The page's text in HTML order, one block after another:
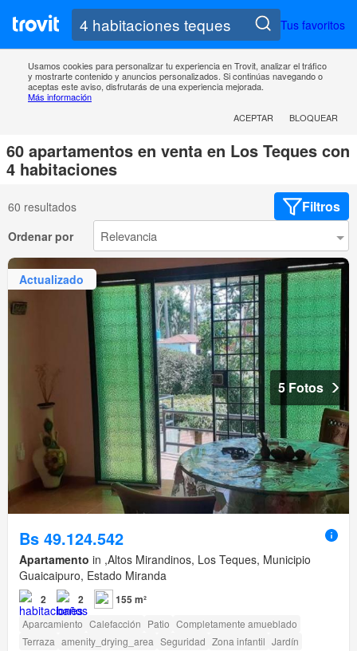
Tus favoritos
Usamos cookies para personalizar tu experiencia en Trovit, analizar el tráfico
y mostrarte contenido y anuncios personalizados. Si continúas navegando o
aceptas este aviso, disfrutarás de una experiencia mejorada.
Más información
ACEPTAR
BLOQUEAR
60 apartamentos en venta en Los Teques con
4 habitaciones
60 resultados Filtros
Ordenar por
Actualizado
5 Fotos
Bs 49.124.542
Apartamento in ,Altos Mirandinos, Los Teques, Municipio
Guaicaipuro, Estado Miranda
2 2 155 m²
Aparcamiento Calefacción Patio Completamente amueblado
Terraza amenity_drying_area Seguridad Zona infantil Jardín